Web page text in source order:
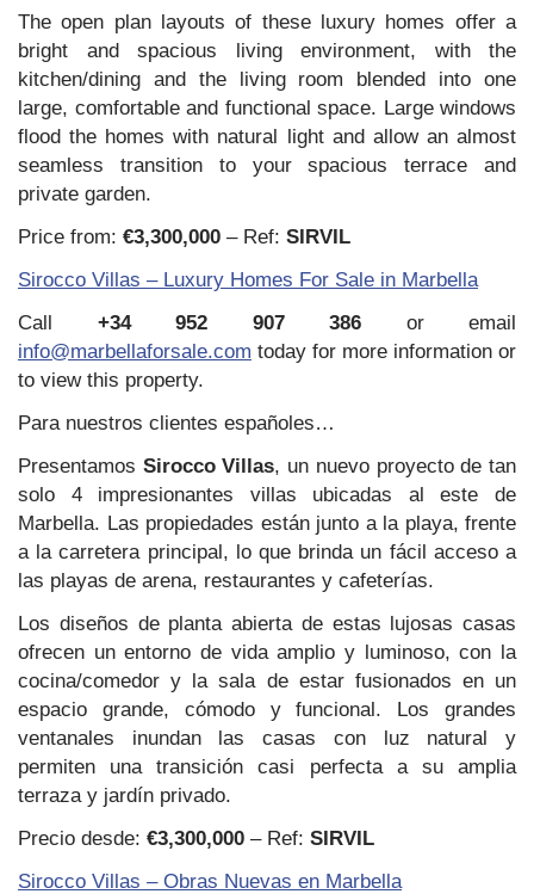
The open plan layouts of these luxury homes offer a
bright and spacious living environment, with the
kitchen/dining and the living room blended into one
large, comfortable and functional space. Large windows
flood the homes with natural light and allow an almost
seamless transition to your spacious terrace and
private garden.
Price from: €3,300,000 – Ref: SIRVIL
Sirocco Villas – Luxury Homes For Sale in Marbella
Call +34 952 907 386 or email
info@marbellaforsale.com today for more information or
to view this property.
Para nuestros clientes españoles…
Presentamos Sirocco Villas, un nuevo proyecto de tan
solo 4 impresionantes villas ubicadas al este de
Marbella. Las propiedades están junto a la playa, frente
a la carretera principal, lo que brinda un fácil acceso a
las playas de arena, restaurantes y cafeterías.
Los diseños de planta abierta de estas lujosas casas
ofrecen un entorno de vida amplio y luminoso, con la
cocina/comedor y la sala de estar fusionados en un
espacio grande, cómodo y funcional. Los grandes
ventanales inundan las casas con luz natural y
permiten una transición casi perfecta a su amplia
terraza y jardín privado.
Precio desde: €3,300,000 – Ref: SIRVIL
Sirocco Villas – Obras Nuevas en Marbella